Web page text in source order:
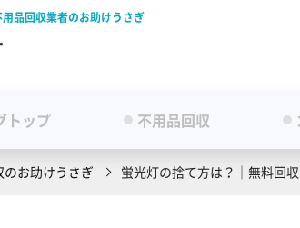
品回収業者のお助けうさぎ
トップ 不用品回収
のお助けうさぎ 蛍光灯の捨て方は？｜無料回